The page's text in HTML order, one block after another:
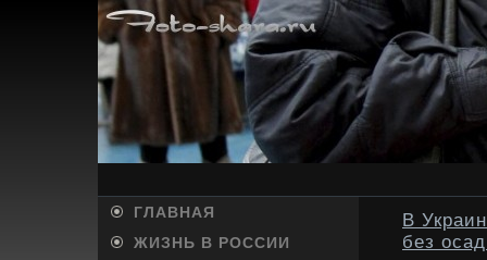
ГЛАВНАЯ
ЖИЗНЬ В РОССИИ
В
без